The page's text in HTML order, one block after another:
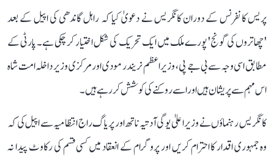
پریس کانفرنس کے دوران کانگریس نے دعویٰ کیا کہ راہل گاندھی کی اپیل کے بعد
'چھاتروں کی گونج' پورے ملک میں ایک تحریک کی شکل اختیار کر چکی ہے۔ پارٹی کے
مطابق اسی وجہ سے بی جے پی، وزیر اعظم نریندر مودی اور مرکزی وزیر داخلہ امت شاہ
اس مہم سے پریشان ہیں اور اسے روکنے کی کوشش کر رہے ہیں۔
کانگریس رہنماؤں نے وزیر اعلیٰ یوگی آدتیہ ناتھ اور پریاگ راج انتظامیہ سے اپیل کی کہ
وہ جمہوری اقدار کا احترام کریں اور پروگرام کے انعقاد میں کسی قسم کی رکاوٹ پیدا نہ